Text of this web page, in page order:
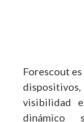
Forescout
visibilidad